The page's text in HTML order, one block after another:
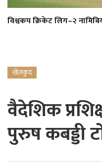
विश्वकप क्रिकेट लिग–२
खेलकुद
वैदेशिक
पुरुष कबड्डी